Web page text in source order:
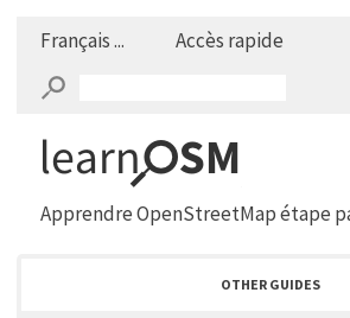
Français ... Accès rapide
Apprendre OpenStreetMap étape
OTHER GUIDES